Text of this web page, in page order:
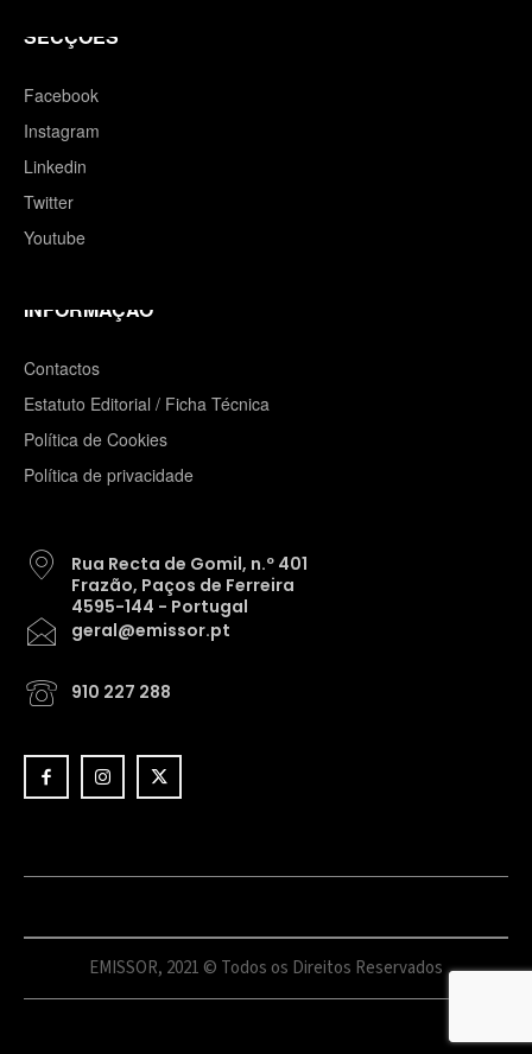
SECÇÕES
Facebook
Instagram
Linkedin
Twitter
Youtube
INFORMAÇÃO
Contactos
Estatuto Editorial / Ficha Técnica
Política de Cookies
Política de privacidade
Rua Recta de Gomil, n.º 401
Frazão, Paços de Ferreira
4595-144 - Portugal
geral@emissor.pt
910 227 288
EMISSOR, 2021 © Todos os Direitos Reservados